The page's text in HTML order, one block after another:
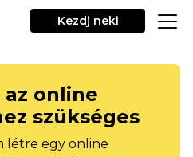
Kezdj neki
online
szükséges
létre egy online